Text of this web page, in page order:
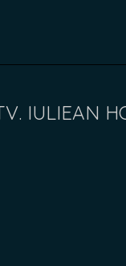
IULIEAN